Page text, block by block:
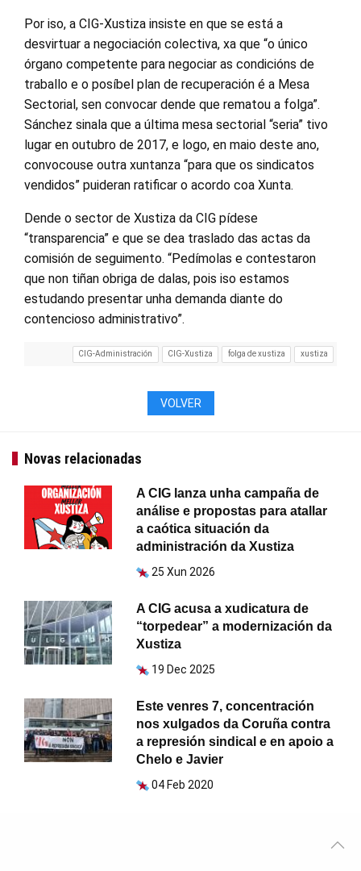
Por iso, a CIG-Xustiza insiste en que se está a
desvirtuar a negociación colectiva, xa que “o único
órgano competente para negociar as condicións de
traballo e o posíbel plan de recuperación é a Mesa
Sectorial, sen convocar dende que rematou a folga”.
Sánchez sinala que a última mesa sectorial “seria” tivo
lugar en outubro de 2017, e logo, en maio deste ano,
convocouse outra xuntanza “para que os sindicatos
vendidos” puideran ratificar o acordo coa Xunta.
Dende o sector de Xustiza da CIG pídese
“transparencia” e que se dea traslado das actas da
comisión de seguimento. “Pedímolas e contestaron
que non tiñan obriga de dalas, pois iso estamos
estudando presentar unha demanda diante do
contencioso administrativo”.
CIG-Administración CIG-Xustiza folga de xustiza xustiza
VOLVER
Novas relacionadas
A CIG lanza unha campaña de
análise e propostas para atallar
a caótica situación da
administración da Xustiza
25 Xun 2026
A CIG acusa a xudicatura de
“torpedear” a modernización da
Xustiza
19 Dec 2025
Este venres 7, concentración
nos xulgados da Coruña contra
a represión sindical e en apoio a
Chelo e Javier
04 Feb 2020